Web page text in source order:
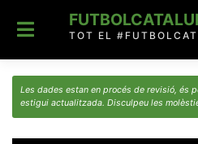
content
TOT EL
Les dades estan en procés de revisió, és
estigui actualitzada. Disculpeu les